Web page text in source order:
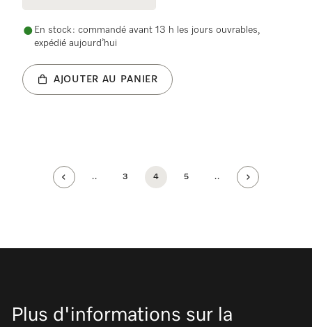
En stock : commandé avant 13 h les jours ouvrables,
expédié aujourd’hui
AJOUTER AU PANIER
.. 3 4 5 ..
Plus d'informations sur la